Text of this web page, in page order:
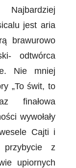
jest aria
brawurowo
odtwórca
Nie mniej
„To świt, to
finałowa
wywołały
Cajti i
z
upiornych